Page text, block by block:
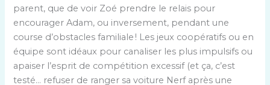
parent, que de voir Zoé prendre le relais pour
encourager Adam, ou inversement, pendant une
course d’obstacles familiale ! Les jeux coopératifs ou en
équipe sont idéaux pour canaliser les plus impulsifs ou
apaiser l’esprit de compétition excessif (et ça, c’est
testé… refuser de ranger sa voiture Nerf après une